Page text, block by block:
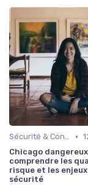
Sécurité & Conformité •
Chicago
comprendre les
risque et les
sécurité